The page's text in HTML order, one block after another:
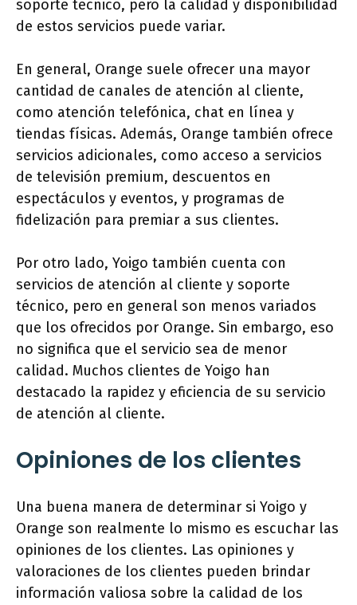
soporte técnico, pero la calidad y disponibilidad
de estos servicios puede variar.
En general, Orange suele ofrecer una mayor
cantidad de canales de atención al cliente,
como atención telefónica, chat en línea y
tiendas físicas. Además, Orange también ofrece
servicios adicionales, como acceso a servicios
de televisión premium, descuentos en
espectáculos y eventos, y programas de
fidelización para premiar a sus clientes.
Por otro lado, Yoigo también cuenta con
servicios de atención al cliente y soporte
técnico, pero en general son menos variados
que los ofrecidos por Orange. Sin embargo, eso
no significa que el servicio sea de menor
calidad. Muchos clientes de Yoigo han
destacado la rapidez y eficiencia de su servicio
de atención al cliente.
Opiniones de los clientes
Una buena manera de determinar si Yoigo y
Orange son realmente lo mismo es escuchar las
opiniones de los clientes. Las opiniones y
valoraciones de los clientes pueden brindar
información valiosa sobre la calidad de los